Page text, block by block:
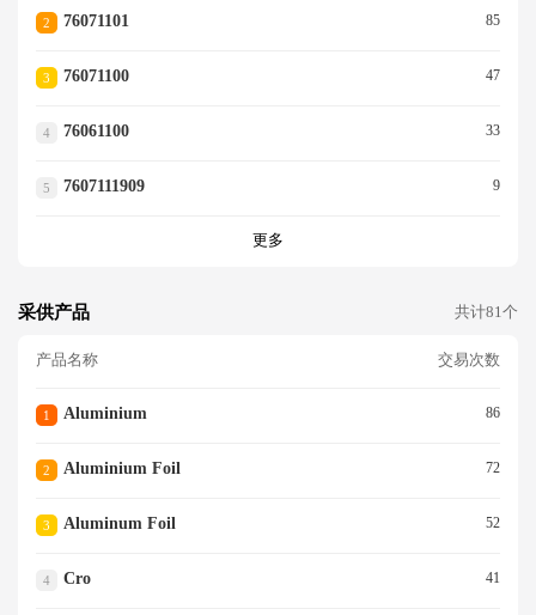
2 76071101 85
3 76071100 47
4 76061100 33
5 7607111909 9
更多
采供产品 共计81个
产品名称 交易次数
1 Aluminium 86
2 Aluminium Foil 72
3 Aluminum Foil 52
4 Cro 41